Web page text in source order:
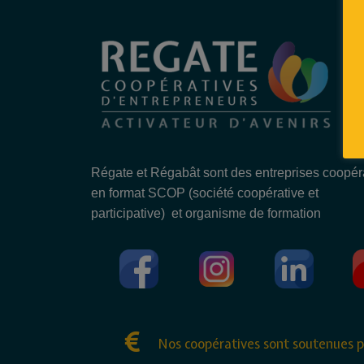
Régate et Régabât sont des entreprises
en format SCOP (société coopérative et
participative) et organisme de formation
Nos coopératives sont soutenues